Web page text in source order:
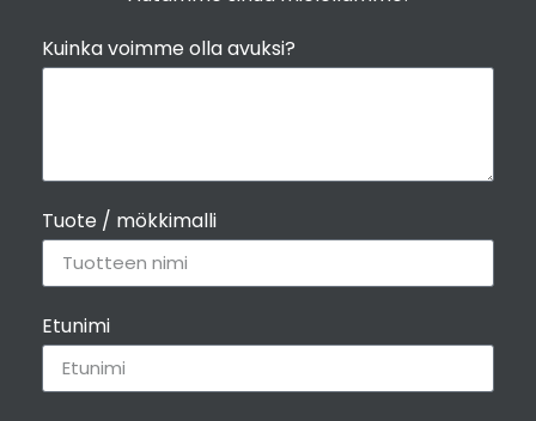
Smidson Vigo takka+3.430,00€
Kuinka voimme olla avuksi?
Tuote / mökkimalli
Etunimi